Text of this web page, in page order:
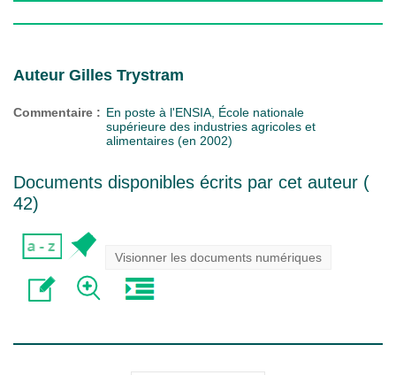
Auteur Gilles Trystram
Commentaire : En poste à l'ENSIA, École nationale
supérieure des industries agricoles et
alimentaires (en 2002)
Documents disponibles écrits par cet auteur (
42)
Visionner les documents numériques